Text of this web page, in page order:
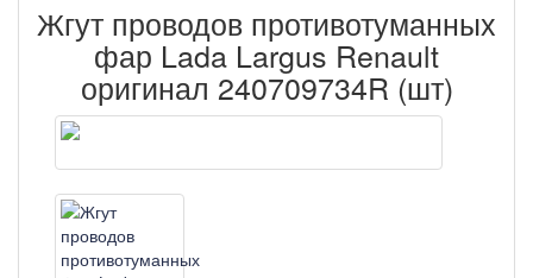
Жгут проводов противотуманных
фар Lada Largus Renault
оригинал 240709734R (шт)